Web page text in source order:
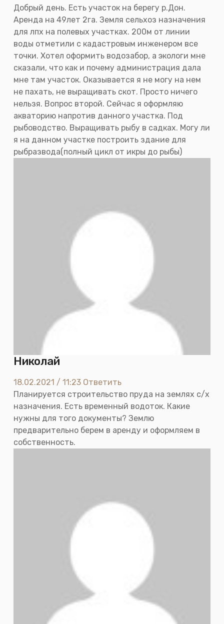
Добрый день. Есть участок на берегу р.Дон.
Аренда на 49лет 2га. Земля сельхоз назначения
для лпх на полевых участках. 200м от линии
воды отметили с кадастровым инженером все
точки. Хотел оформить водозабор, а экологи мне
сказали, что как и почему администрация дала
мне там участок. Оказывается я не могу на нем
не пахать, не выращивать скот. Просто ничего
нельзя. Вопрос второй. Сейчас я оформляю
акваторию напротив данного участка. Под
рыбоводство. Выращивать рыбу в садках. Могу ли
я на данном участке построить здание для
рыбразвода(полный цикл от икры до рыбы)
Николай
18.02.2021 / 11:23 Ответить
Планируется строительство пруда на землях с/х
назначения. Есть временный водоток. Какие
нужны для того документы? Землю
предварительно берем в аренду и оформляем в
собственность.